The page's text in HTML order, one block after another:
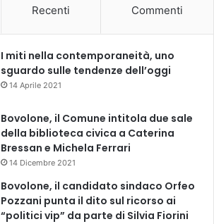
Recenti Commenti
I miti nella contemporaneità, uno
sguardo sulle tendenze dell’oggi
14 Aprile 2021
Bovolone, il Comune intitola due sale
della biblioteca civica a Caterina
Bressan e Michela Ferrari
14 Dicembre 2021
Bovolone, il candidato sindaco Orfeo
Pozzani punta il dito sul ricorso ai
“politici vip” da parte di Silvia Fiorini